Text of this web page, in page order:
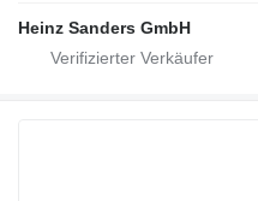
Heinz Sanders GmbH